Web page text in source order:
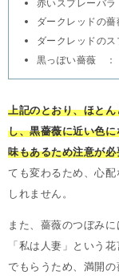
赤いスプレーバ
ダークレッドの
ダークレッドの
黒っぽい薔薇 ：
上記のとおり、ほと
し、黒薔薇に近い色
味もあるため注意が必
ても変わるため、心
しれません。
また、薔薇のつぼみ
「私は人妻」という
でもらうため、満開